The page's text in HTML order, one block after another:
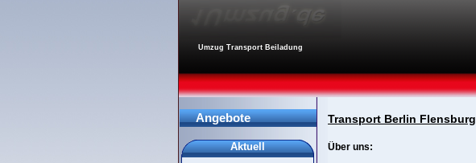
Umzug Transport Beiladung
Transport Berlin Flensburg
Über uns:
Angebote
Aktuell